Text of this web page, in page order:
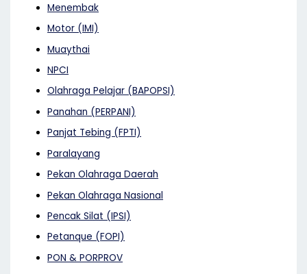
Menembak
Motor (IMI)
Muaythai
NPCI
Olahraga Pelajar (BAPOPSI)
Panahan (PERPANI)
Panjat Tebing (FPTI)
Paralayang
Pekan Olahraga Daerah
Pekan Olahraga Nasional
Pencak Silat (IPSI)
Petanque (FOPI)
PON & PORPROV